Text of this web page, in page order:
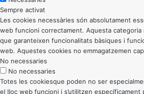
Sempre activat
Les cookies necessàries són absolutament
web funcioni correctament. Aquesta categoria
que garanteixen funcionalitats bàsiques i
web. Aquestes cookies no emmagatzemen
No necessaries
No necessaries
Totes les cookiesque poden no ser
el lloc web funcioni i s’utilitzen específicament